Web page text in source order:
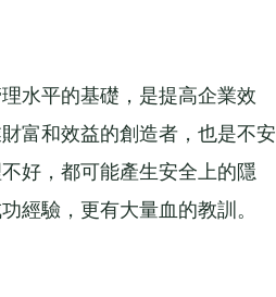
水平的基礎，是提高企業效
富和效益的創造者，也是不安
好，都可能產生安全上的隱
經驗，更有大量血的教訓。